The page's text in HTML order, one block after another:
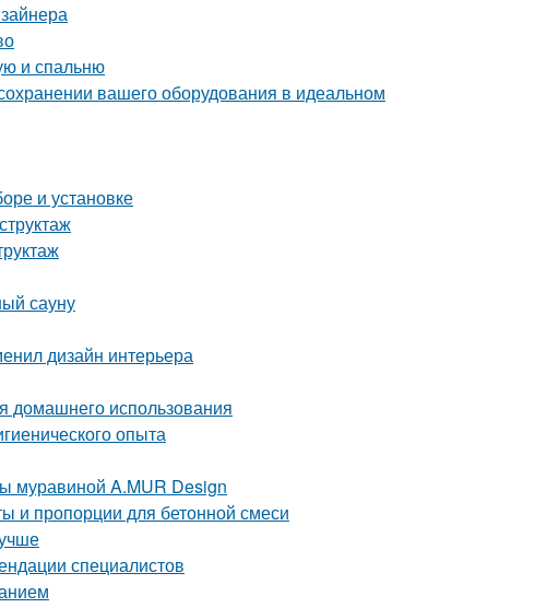
и спальню
вашего оборудования в идеальном
и установке
сауну
дизайн интерьера
домашнего использования
опыта
муравиной A.MUR Design
и пропорции для бетонной смеси
специалистов